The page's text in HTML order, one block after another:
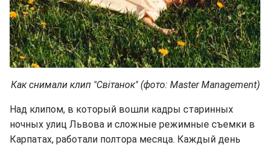
Как снимали клип "Світанок" (фото: Master Management)
Над клипом, в который вошли кадры старинных
ночных улиц Львова и сложные режимные съемки в
Карпатах, работали полтора месяца. Каждый день